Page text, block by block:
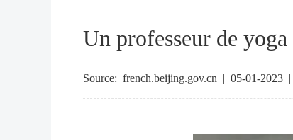
Un professeur de
Source: french.beijing.gov.cn | 05-01-2023 |